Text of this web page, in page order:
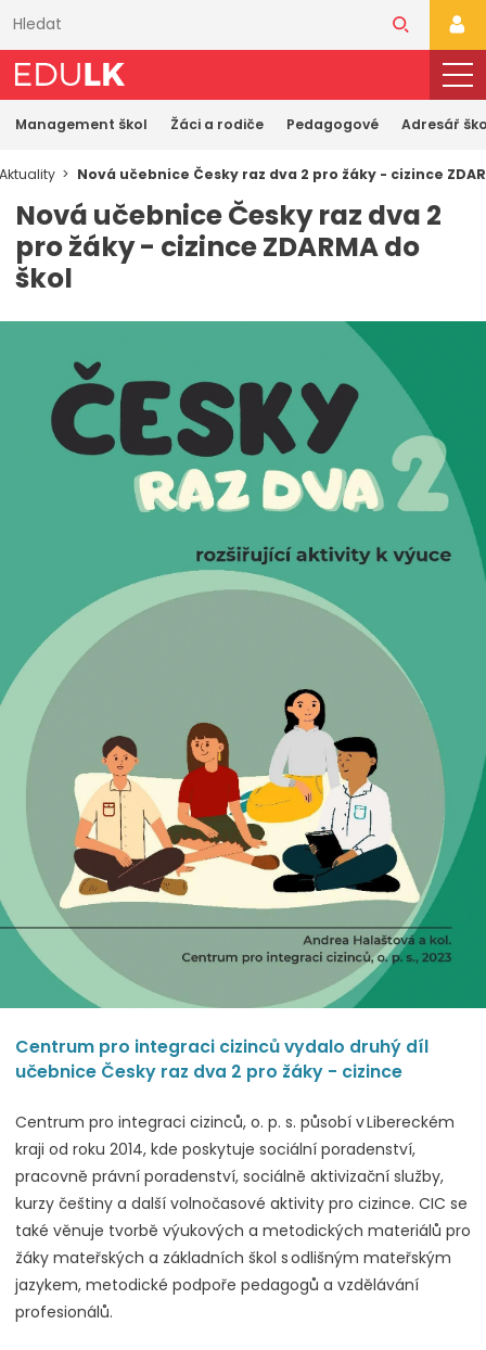
obsahu
Management škol Žáci a rodiče Pedagogové Adresář
Aktuality Nová učebnice Česky raz dva 2 pro žáky - cizince
Nová učebnice Česky raz dva 2
pro žáky - cizince ZDARMA do
škol
Centrum pro integraci cizinců vydalo druhý díl
učebnice Česky raz dva 2 pro žáky - cizince
Centrum pro integraci cizinců, o. p. s. působí v Libereckém
kraji od roku 2014, kde poskytuje sociální poradenství,
pracovně právní poradenství, sociálně aktivizační služby,
kurzy češtiny a další volnočasové aktivity pro cizince. CIC se
také věnuje tvorbě výukových a metodických materiálů pro
žáky mateřských a základních škol s odlišným mateřským
jazykem, metodické podpoře pedagogů a vzdělávání
profesionálů.